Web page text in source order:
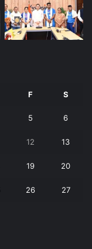
F S
5 6
12 13
19 20
26 27